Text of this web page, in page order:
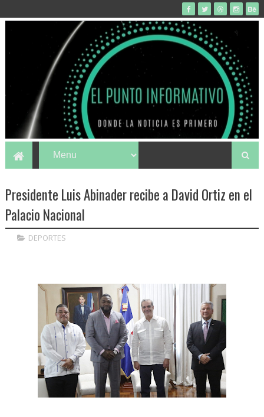
Presidente Luis Abinader recibe a David Ortiz en el
Palacio Nacional
DEPORTES